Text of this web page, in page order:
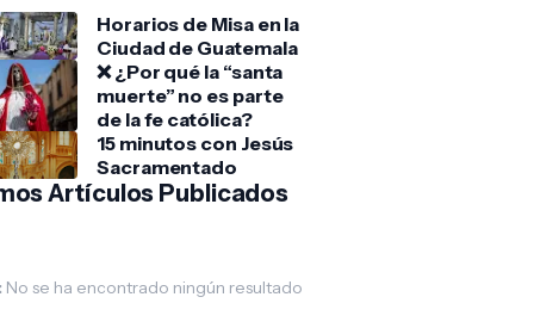
Horarios de Misa en la
Ciudad de Guatemala
❌ ¿Por qué la “santa
muerte” no es parte
de la fe católica?
15 minutos con Jesús
Sacramentado
Artículos Publicados
No se ha encontrado ningún resultado